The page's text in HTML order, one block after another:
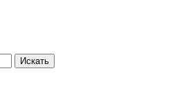
Искать